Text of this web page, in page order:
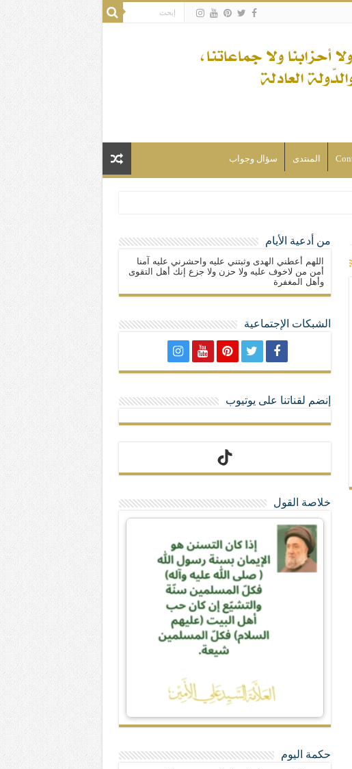
المنتدى سؤال وجواب
(عليهم السلام) فكلّ المسلمين شيعة.
و ألوان و لا تمنحهم الامتيازات أنساب و أديان
من أدعية الأيام
اللهم أعطني الهدى وثبتني عليه واحشرني عليه آمنا
أمن من لاخوف عليه ولا حزن ولا جزع إنك أهل التقوى
وأهل المغفرة
الشبكات الإجتماعية
إنضم لقناتنا على يوتيوب
خلاصة القول
حكمة اليوم